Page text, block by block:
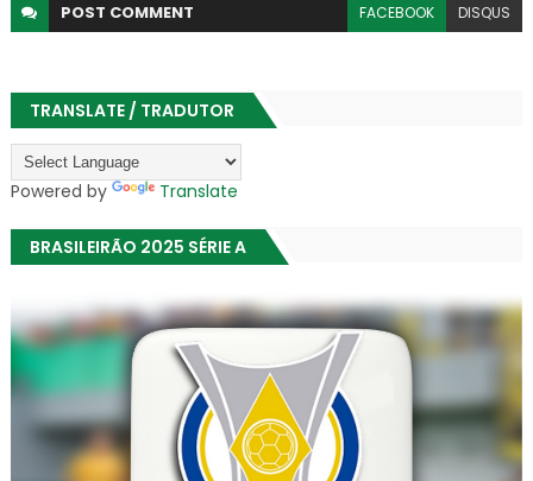
POST COMMENT FACEBOOK DISQUS
TRANSLATE / TRADUTOR
Powered by Translate
BRASILEIRÃO 2025 SÉRIE A